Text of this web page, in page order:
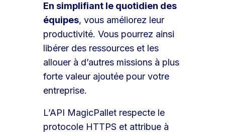
En simplifiant le quotidien des
équipes, vous améliorez leur
productivité. Vous pourrez ainsi
libérer des ressources et les
allouer à d’autres missions à plus
forte valeur ajoutée pour votre
entreprise.
L’API MagicPallet respecte le
protocole HTTPS et attribue à